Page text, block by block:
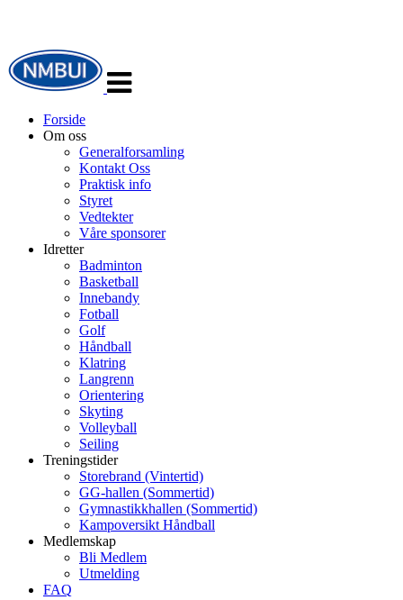
navigasjon
Forside
Om oss
Generalforsamling
Kontakt Oss
Praktisk info
Styret
Vedtekter
Våre sponsorer
Idretter
Badminton
Basketball
Innebandy
Fotball
Golf
Håndball
Klatring
Langrenn
Orientering
Skyting
Volleyball
Seiling
Treningstider
Storebrand (Vintertid)
GG-hallen (Sommertid)
Gymnastikkhallen (Sommertid)
Kampoversikt Håndball
Medlemskap
Bli Medlem
Utmelding
FAQ